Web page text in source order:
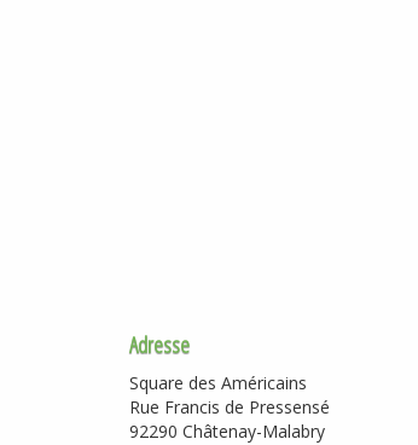
Adresse
Square des Américains
Rue Francis de Pressensé
92290 Châtenay-Malabry